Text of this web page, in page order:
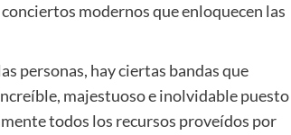
modernos que enloquecen las
personas, hay ciertas bandas que
majestuoso e inolvidable puesto
todos los recursos proveídos por